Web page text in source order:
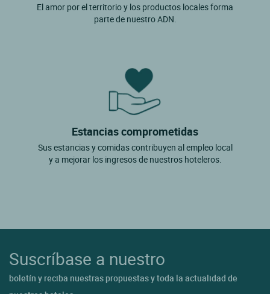
El amor por el territorio y los productos locales forma
parte de nuestro ADN.
Estancias comprometidas
Sus estancias y comidas contribuyen al empleo local
y a mejorar los ingresos de nuestros hoteleros.
Suscríbase a nuestro
boletín y reciba nuestras propuestas y toda la actualidad de